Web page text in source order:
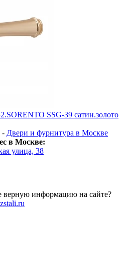
SSG-39 сатин.золото
- Двери и фурнитура в Москве
в Москве:
улица, 38
информацию на сайте?